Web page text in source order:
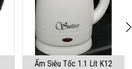
Ấm Siêu Tốc 1.1 Lít K12